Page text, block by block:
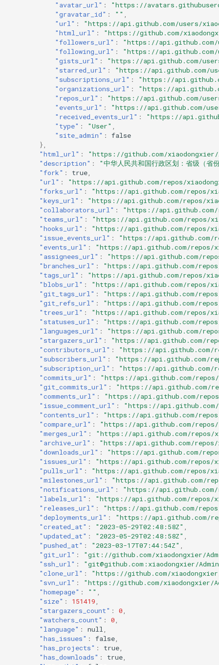
"avatar_url" :
"https://
"gravatar_id" : ""
"url" :
"https://api.github.com/users/
"html_url" :
"https://github.com/
"followers_url" :
"https://api.github.com/
"following_url" :
"https://api.github.com/
"gists_url" :
"https://api.github.com/
"starred_url" :
"https://api.github.com/
"subscriptions_url" :
"https://
"organizations_url" :
"https://
"repos_url" :
"https://api.github.com/
"events_url" :
"https://api.github.com/
"received_events_url" :
"https://
"type" : "User"
"site_admin" :
false
},
"html_url" :
"https://github.com/
"description" :
"中华人民共和国行政区划：省级（
"fork" : true
"url" :
"https://api.github.com/repos/
"forks_url" :
"https://api.github.com/repos/
"keys_url" :
"https://api.github.com/repos/
"collaborators_url" :
"https://
"teams_url" :
"https://api.github.com/repos/
"hooks_url" :
"https://api.github.com/repos/
"issue_events_url" :
"https://api.github.com/
"events_url" :
"https://api.github.com/repos/
"assignees_url" :
"https://api.github.com/
"branches_url" :
"https://api.github.com/
"tags_url" :
"https://api.github.com/repos/
"blobs_url" :
"https://api.github.com/repos/
"git_tags_url" :
"https://api.github.com/
"git_refs_url" :
"https://api.github.com/
"trees_url" :
"https://api.github.com/repos/
"statuses_url" :
"https://api.github.com/
"languages_url" :
"https://api.github.com/
"stargazers_url" :
"https://api.github.com/
"contributors_url" :
"https://api.github.com/
"subscribers_url" :
"https://api.github.com/
"subscription_url" :
"https://api.github.com/
"commits_url" :
"https://api.github.com/
"git_commits_url" :
"https://api.github.com/
"comments_url" :
"https://api.github.com/
"issue_comment_url" :
"https://api.github.com/
"contents_url" :
"https://api.github.com/
"compare_url" :
"https://api.github.com/
"merges_url" :
"https://api.github.com/repos/
"archive_url" :
"https://api.github.com/
"downloads_url" :
"https://api.github.com/
"issues_url" :
"https://api.github.com/repos/
"pulls_url" :
"https://api.github.com/repos/
"milestones_url" :
"https://api.github.com/
"notifications_url" :
"https://
"labels_url" :
"https://api.github.com/repos/
"releases_url" :
"https://api.github.com/
"deployments_url" :
"https://api.github.com/
"created_at" : "2023-05-29T02:48:58Z"
"updated_at" : "2023-05-29T02:48:58Z"
"pushed_at" : "2023-03-17T07:44:54Z"
"git_url" :
"git://github.com/xiaodongxier/
"ssh_url" :
"git@github.com:xiaodongxier/
"clone_url" :
"https://github.com/
"svn_url" :
"https://github.com/xiaodongxier/
"homepage" : ""
"size" : 151419
"stargazers_count" : 0
"watchers_count" : 0
"language" : null
"has_issues" : false
"has_projects" : true
"has_downloads" : true